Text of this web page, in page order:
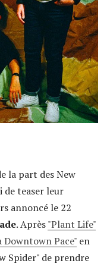
la part des New
de teaser leur
annoncé le 22
. Après"Plant Life"
Downtown Pace" en
Spider" de prendre